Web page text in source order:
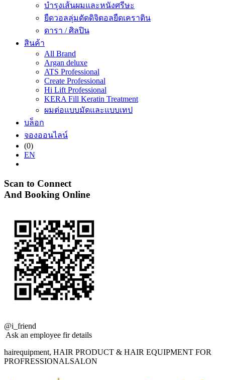
บำรุงเส้นผมและหนังศรีษะ
ยืดวอลลุ่มดัดดิจิตอลยืดเคราติน
ดารา / ศิลปิน
สินค้า
All Brand
Argan deluxe
ATS Professional
Create Professional
Hi Lift Professional
KERA Fill Keratin Treatment
ผมต่อแบบมัดและแบบเทป
บล็อก
จองออนไลน์
(0)
EN
Scan to Connect
And Booking Online
@i_friend
Ask an employee fir details
hairequipment, HAIR PRODUCT & HAIR EQUIPMENT FOR
PROFRESSIONALSALON